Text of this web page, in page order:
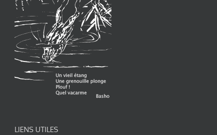
LIENS UTILES